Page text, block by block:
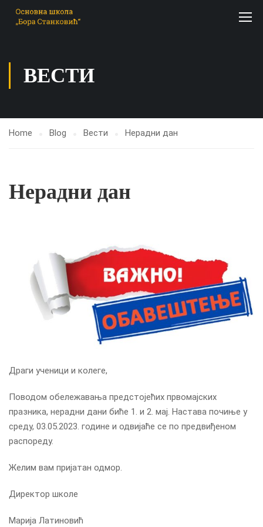
ВЕСТИ
Home Blog Вести Нерадни дан
Нерадни дан
Драги ученици и колеге,
Поводом обележавања предстојећих првомајских
празника, нерадни дани биће 1. и 2. мај. Настава почиње у
среду, 03.05.2023. године и одвијаће се по предвиђеном
распореду.
Желим вам пријатан одмор.
Директор школе
Марија Латиновић